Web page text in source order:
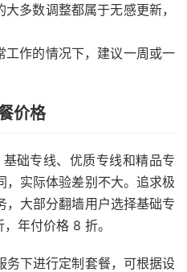
多数调整都属于无感更新，
作的情况下，建议一周或一
价格
础专线、优质专线和精品专
，实际体验差别不大。追求极
，大部分翻墙用户选择基础专
年付价格 8 折。
务下进行定制套餐，可根据设